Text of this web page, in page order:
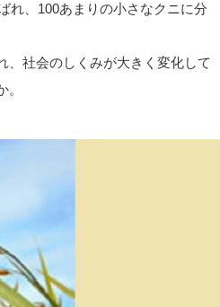
れ、100あまりの小さなクニに分
、社会のしくみが大きく変化して